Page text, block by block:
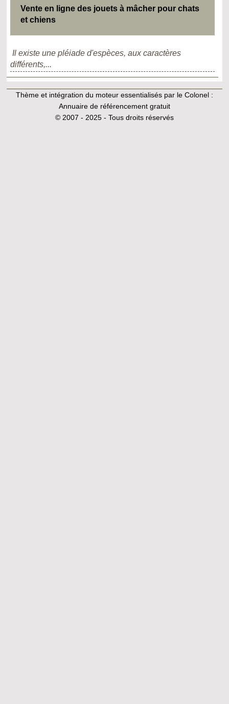
Vente en ligne des jouets à mâcher pour chats
et chiens
Il existe une pléiade d'espèces, aux caractères
différents,...
Thème et intégration du moteur essentialisés par le Colonel :
Annuaire de référencement gratuit
© 2007 - 2025 - Tous droits réservés